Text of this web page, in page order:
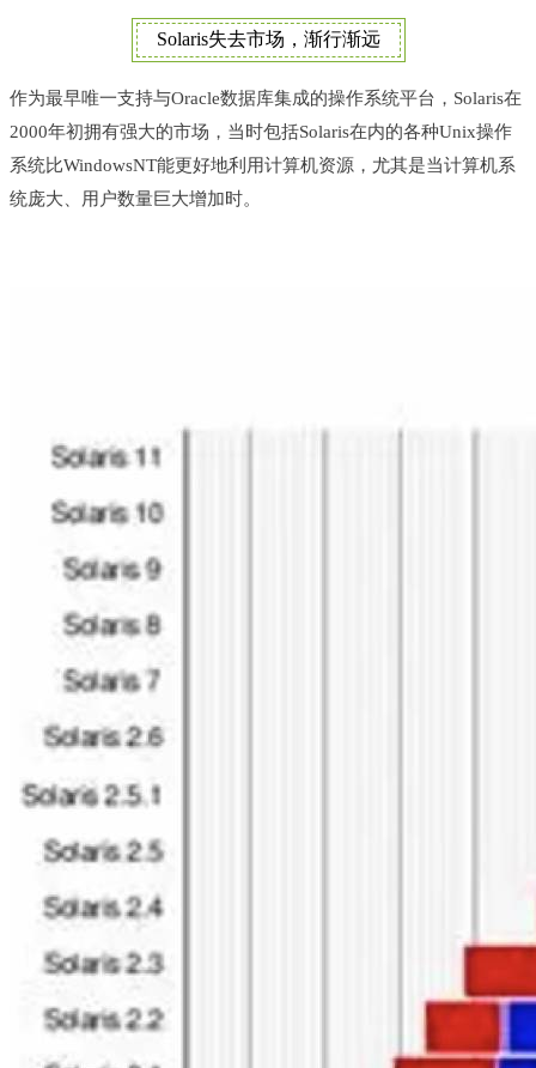
Solaris失去市场，渐行渐远
作为最早唯一支持与Oracle数据库集成的操作系统平台，Solaris在
2000年初拥有强大的市场，当时包括Solaris在内的各种Unix操作
系统比WindowsNT能更好地利用计算机资源，尤其是当计算机系
统庞大、用户数量巨大增加时。